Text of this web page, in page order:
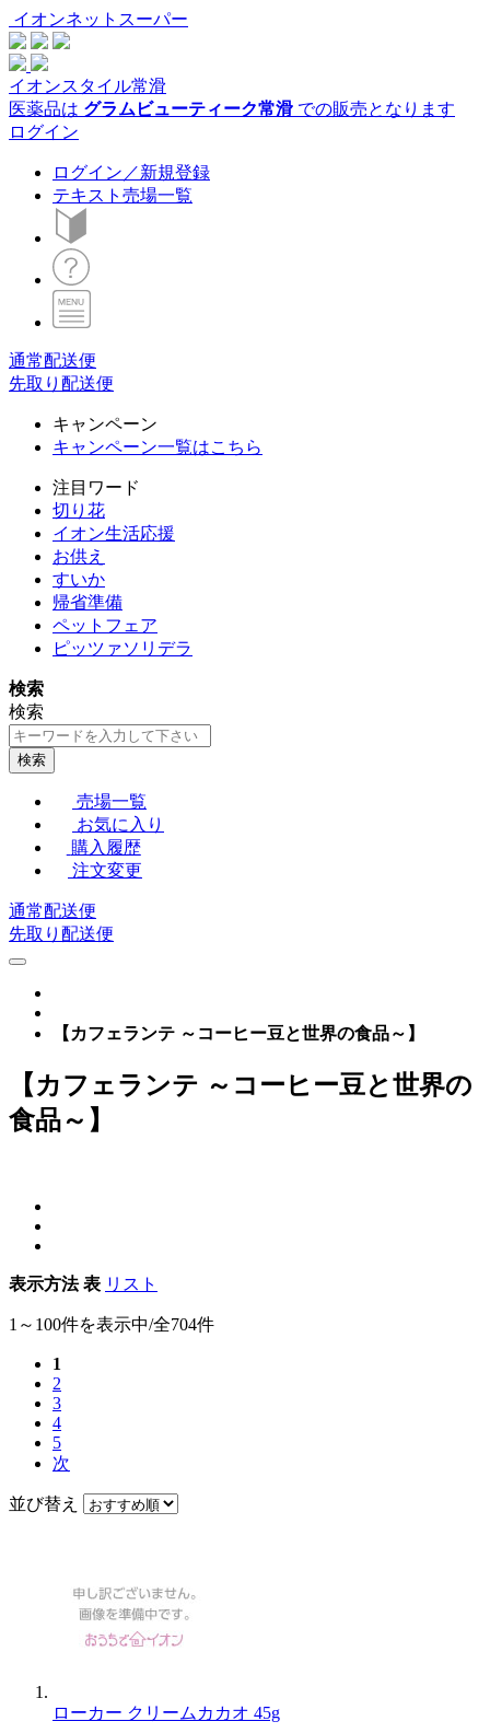
イオンネットスーパー
イオンスタイル常滑
医薬品は グラムビューティーク常滑 での販売となります
ログイン
ログイン／新規登録
テキスト売場一覧
通常配送便
先取り配送便
キャンペーン
キャンペーン一覧はこちら
注目ワード
切り花
イオン生活応援
お供え
すいか
帰省準備
ペットフェア
ピッツァソリデラ
検索
検索
検索
売場一覧
お気に入り
購入履歴
注文変更
通常配送便
先取り配送便
【カフェランテ ～コーヒー豆と世界の食品～】
【カフェランテ ～コーヒー豆と世界の
食品～】
表示方法 表 リスト
1～100件を表示中/全704件
1
2
3
4
5
次
並び替え
ローカー クリームカカオ 45g